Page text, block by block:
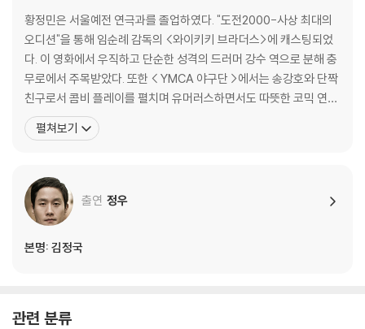
황정민은 서울예전 연극과를 졸업하였다. "도전2000-사상 최대의
오디션"을 통해 임순례 감독의 <와이키키 브라더스>에 캐스팅되었
다. 이 영화에서 우직하고 단순한 성격의 드러머 강수 역으로 분해 충
무로에서 주목받았다. 또한 < YMCA 야구단 >에서는 송강호와 단짝
친구로서 콤비 플레이를 펼치며 유머러스하면서도 따뜻한 코믹 연기
를 선보이고, <로드무비>에서는 사랑은 상처뿐이라고 생각하면서도
또다시 남자와 사랑에 빠지는 동성애자 대식 역으로 나온다. 이처럼
질거리는 비열한 변호사까지 그 다양한 캐릭터를 넘나들며
펼쳐보기
출연 정우
본명: 김정국
관련 분류